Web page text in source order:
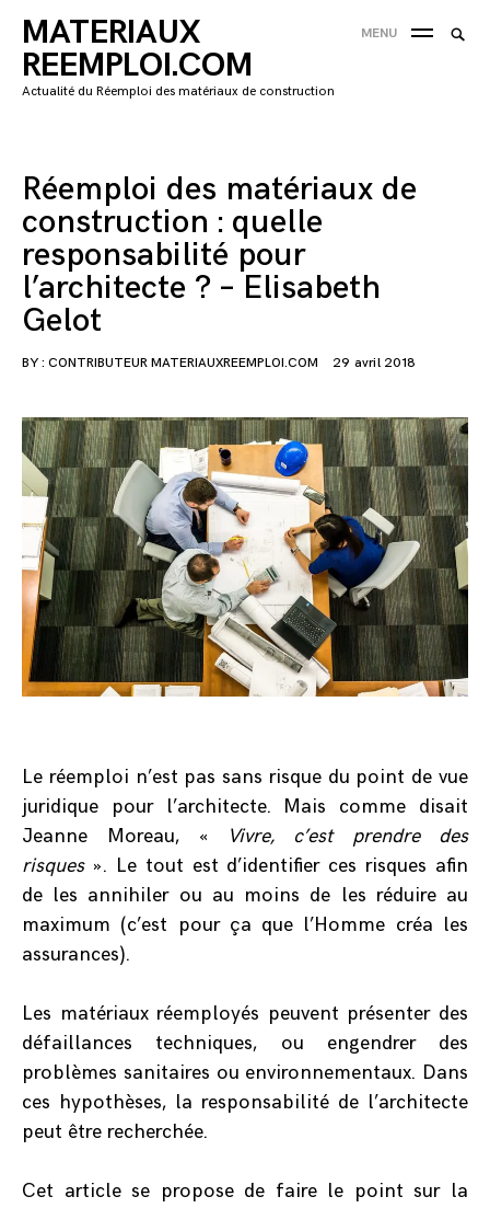
Skip
to
content
MATERIAUX
REEMPLOI.COM
Actualité du Réemploi des matériaux de construction
MENU
Réemploi des matériaux de
construction : quelle
responsabilité pour
l’architecte ? – Elisabeth
Gelot
BY : CONTRIBUTEUR MATERIAUXREEMPLOI.COM 29 avril 2018
Le réemploi n’est pas sans risque du point de vue
juridique pour l’architecte. Mais comme disait
Jeanne Moreau, «
Vivre, c’est prendre des
risques». Le tout est d’identifier ces risques afin
de les annihiler ou au moins de les réduire au
maximum (c’est pour ça que l’Homme créa les
assurances).
Les matériaux réemployés peuvent présenter des
défaillances techniques, ou engendrer des
problèmes sanitaires ou environnementaux. Dans
ces hypothèses, la responsabilité de l’architecte
peut être recherchée.
Cet article se propose de faire le point sur la